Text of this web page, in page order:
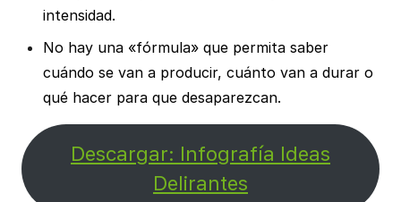
intensidad.
No hay una «fórmula» que permita saber
cuándo se van a producir, cuánto van a durar o
qué hacer para que desaparezcan.
Descargar: Infografía Ideas
Delirantes